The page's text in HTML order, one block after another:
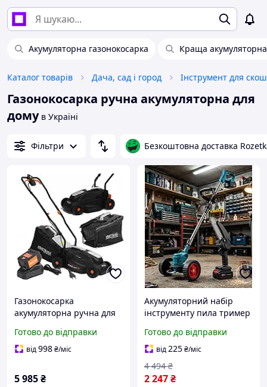
Акумуляторна газонокосарка Краща
Каталог товарів Дача, сад і город Інструмент для
Газонокосарка ручна акумуляторна для
домув Україні
Фільтри Безкоштовна доставка
Газонокосарка
акумуляторна ручна для
Готово до відправки
від998₴/міс
5 985₴
Акумуляторний набір
інструменту пила тример
акумуляторна для дому
Електротример
Готово до відправки
від225₴/міс
2 247₴
4 494 ₴